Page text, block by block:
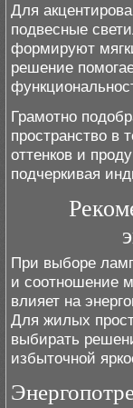
Для
подвесные
формируют
решение
Грамотно
пространство в
оттенков и
подчеркивая
При выборе
и соотношение
влияет на
Для жилых
выбирать
избыточной